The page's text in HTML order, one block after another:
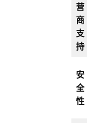
营
商
支
持
安
全
性